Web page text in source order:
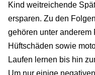
Kind weitreichende
ersparen. Zu den
gehören unter anderem
Hüftschäden sowie
Laufen lernen bis hin
Um nur einige